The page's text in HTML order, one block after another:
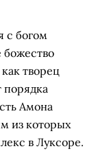
с богом
божество
творец
порядка
Амона
из которых
в Луксоре.